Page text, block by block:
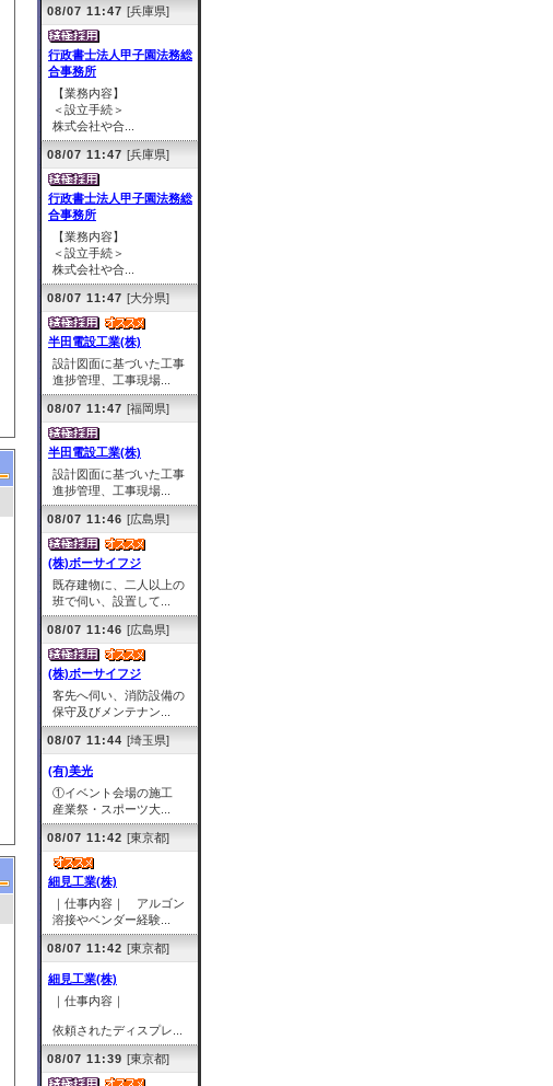
08/07 11:47 [兵庫県]
行政書士法人甲子園法務総
合事務所
【業務内容】
＜設立手続＞
株式会社や合...
08/07 11:47 [兵庫県]
行政書士法人甲子園法務総
合事務所
【業務内容】
＜設立手続＞
株式会社や合...
08/07 11:47 [大分県]
半田電設工業(株)
設計図面に基づいた工事
進捗管理、工事現場...
08/07 11:47 [福岡県]
半田電設工業(株)
設計図面に基づいた工事
進捗管理、工事現場...
08/07 11:46 [広島県]
(株)ボーサイフジ
既存建物に、二人以上の
班で伺い、設置して...
08/07 11:46 [広島県]
(株)ボーサイフジ
客先へ伺い、消防設備の
保守及びメンテナン...
08/07 11:44 [埼玉県]
(有)美光
①イベント会場の施工
産業祭・スポーツ大...
08/07 11:42 [東京都]
細見工業(株)
｜仕事内容｜ アルゴン
溶接やベンダー経験...
08/07 11:42 [東京都]
細見工業(株)
｜仕事内容｜
依頼されたディスプレ...
08/07 11:39 [東京都]